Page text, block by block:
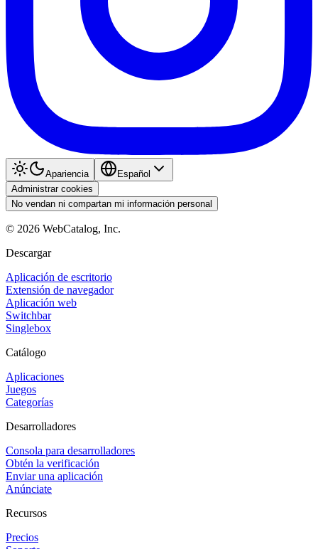
Apariencia
Español
Administrar cookies
No vendan ni compartan mi información personal
© 2026 WebCatalog, Inc.
Descargar
Aplicación de escritorio
Extensión de navegador
Aplicación web
Switchbar
Singlebox
Catálogo
Aplicaciones
Juegos
Categorías
Desarrolladores
Consola para desarrolladores
Obtén la verificación
Enviar una aplicación
Anúnciate
Recursos
Precios